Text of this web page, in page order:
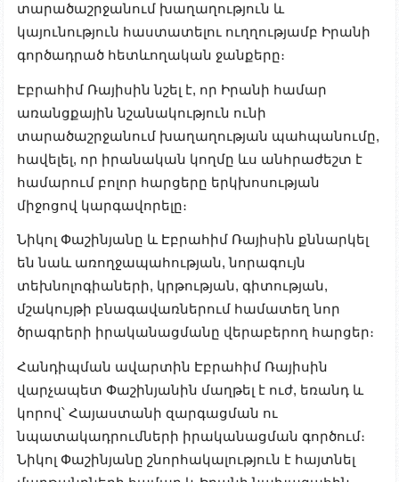
տարածաշրջանում խաղաղություն և
կայունություն հաստատելու ուղղությամբ Իրանի
գործադրած հետևողական ջանքերը։
Էբրահիմ Ռայիսին նշել է, որ Իրանի համար
առանցքային նշանակություն ունի
տարածաշրջանում խաղաղության պահպանումը,
հավելել, որ իրանական կողմը ևս անհրաժեշտ է
համարում բոլոր հարցերը երկխոսության
միջոցով կարգավորելը։
Նիկոլ Փաշինյանը և Էբրահիմ Ռայիսին քննարկել
են նաև առողջապահության, նորագույն
տեխնոլոգիաների, կրթության, գիտության,
մշակույթի բնագավառներում համատեղ նոր
ծրագրերի իրականացմանը վերաբերող հարցեր։
Հանդիպման ավարտին Էբրահիմ Ռայիսին
վարչապետ Փաշինյանին մաղթել է ուժ, եռանդ և
կորով՝ Հայաստանի զարգացման ու
նպատակադրումների իրականացման գործում։
Նիկոլ Փաշինյանը շնորհակալություն է հայտնել